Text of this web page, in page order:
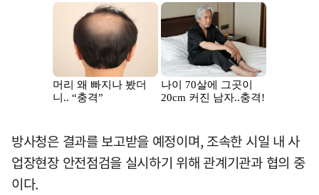
방사청은 결과를 보고받을 예정이며, 조속한 시일 내 사
업장현장 안전점검을 실시하기 위해 관계기관과 협의 중
이다.